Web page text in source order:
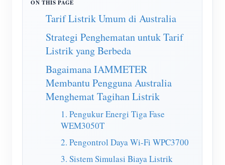
Layanan hosting mandiri
Pengisi Daya EV
Simulator IAMMETER
Meteran maya
Sistem Peramalan dan Simulasi Energi
Aplikasi
Monitor Energi Sistem PV Surya
Monitor penggunaan listrik
Sumber daya
Tarif Listrik Umum di Australia
Strategi Penghematan untuk Tarif
Listrik yang Berbeda
Bagaimana IAMMETER
Membantu Pengguna Australia
Menghemat Tagihan Listrik
1. Pengukur Energi Tiga Fase
WEM3050T
2. Pengontrol Daya Wi-Fi WPC3700
3. Sistem Simulasi Biaya Listrik